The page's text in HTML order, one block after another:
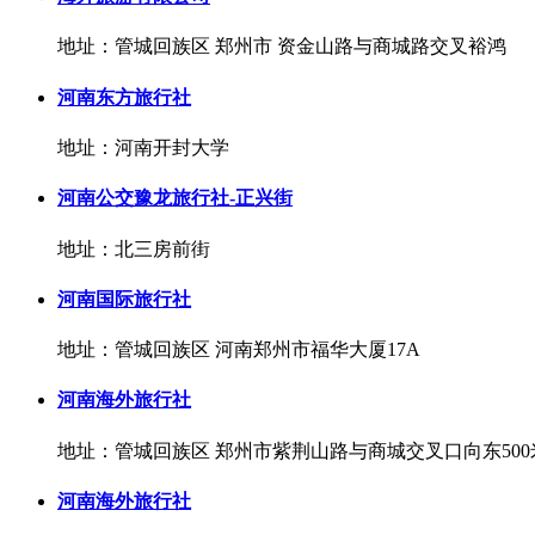
地址：管城回族区 郑州市 资金山路与商城路交叉裕鸿
河南东方旅行社
地址：河南开封大学
河南公交豫龙旅行社-正兴街
地址：北三房前街
河南国际旅行社
地址：管城回族区 河南郑州市福华大厦17A
河南海外旅行社
地址：管城回族区 郑州市紫荆山路与商城交叉口向东
河南海外旅行社